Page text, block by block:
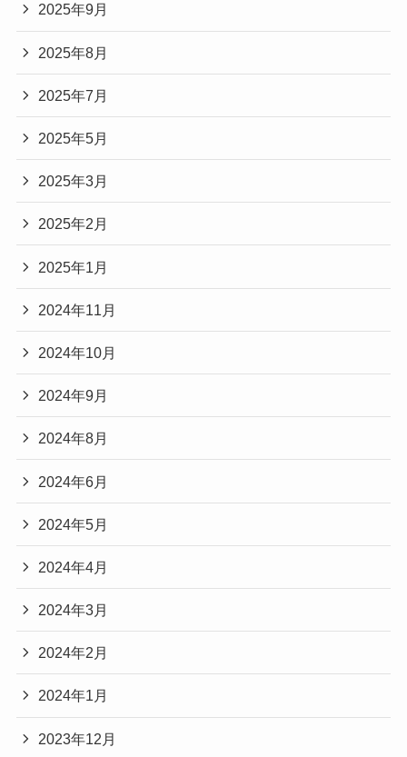
2025年9月
2025年8月
2025年7月
2025年5月
2025年3月
2025年2月
2025年1月
2024年11月
2024年10月
2024年9月
2024年8月
2024年6月
2024年5月
2024年4月
2024年3月
2024年2月
2024年1月
2023年12月